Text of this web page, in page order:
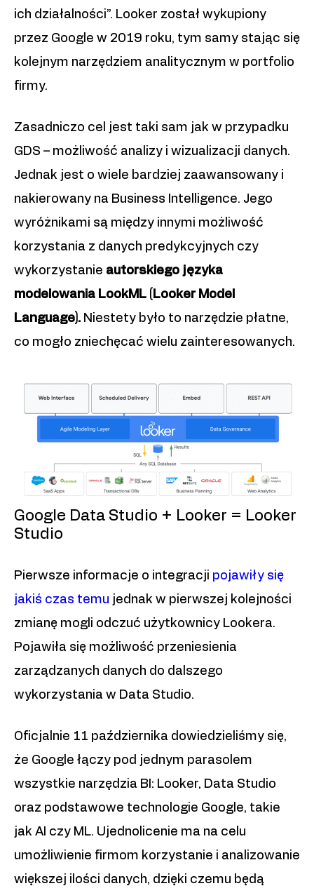
ich działalności”. Looker został wykupiony
przez Google w 2019 roku, tym samy stając się
kolejnym narzędziem analitycznym w portfolio
firmy.
Zasadniczo cel jest taki sam jak w przypadku
GDS – możliwość analizy i wizualizacji danych.
Jednak jest o wiele bardziej zaawansowany i
nakierowany na Business Intelligence. Jego
wyróżnikami są między innymi możliwość
korzystania z danych predykcyjnych czy
wykorzystanie autorskiego języka
modelowania LookML (Looker Model
Language). Niestety było to narzędzie płatne,
co mogło zniechęcać wielu zainteresowanych.
Google Data Studio + Looker = Looker
Studio
Pierwsze informacje o integracji pojawiły się
jakiś czas temu jednak w pierwszej kolejności
zmianę mogli odczuć użytkownicy Lookera.
Pojawiła się możliwość przeniesienia
zarządzanych danych do dalszego
wykorzystania w Data Studio.
Oficjalnie 11 października dowiedzieliśmy się,
że Google łączy pod jednym parasolem
wszystkie narzędzia BI: Looker, Data Studio
oraz podstawowe technologie Google, takie
jak AI czy ML. Ujednolicenie ma na celu
umożliwienie firmom korzystanie i analizowanie
większej ilości danych, dzięki czemu będą